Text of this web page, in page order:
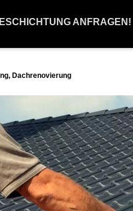
ANFRAGEN!
Dachrenovierung